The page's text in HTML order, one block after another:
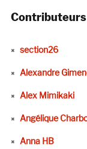
Contributeurs
section26
Alexandre
Alex Mimikaki
Angélique
Anna HB